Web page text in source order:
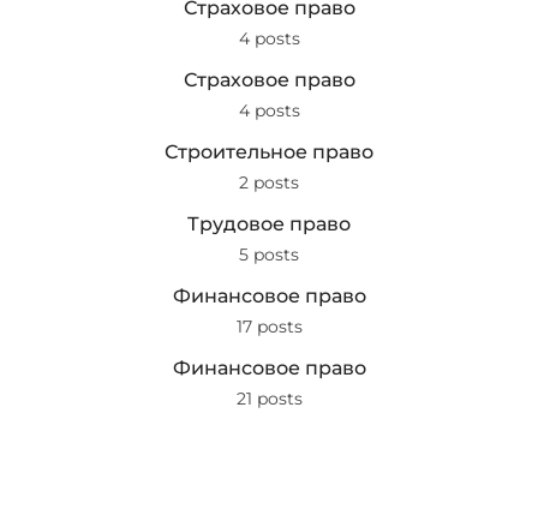
Страховое право
4 posts
Страховое право
4 posts
Строительное право
2 posts
Трудовое право
5 posts
Финансовое право
17 posts
Финансовое право
21 posts